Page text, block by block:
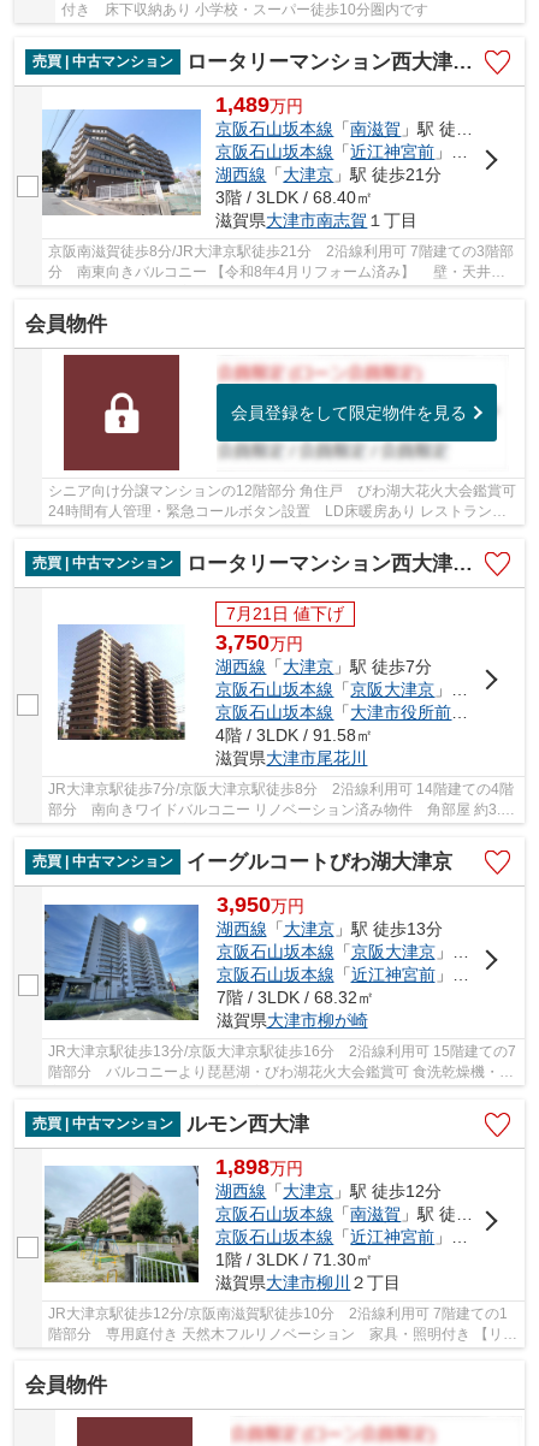
付き 床下収納あり 小学校・スーパー徒歩10分圏内です
売買 | 中古マンション ロータリーマンション西大津ラクス・ヒルズ
1,489万円
京阪石山坂本線 「南滋賀 」駅 徒歩8分
京阪石山坂本線 「近江神宮前 」駅 徒歩14分
湖西線 「大津京 」駅 徒歩21分
3階 / 3LDK / 68.40㎡
滋賀県大津市南志賀 １丁目
京阪南滋賀徒歩8分/JR大津京駅徒歩21分 2沿線利用可 7階建ての3階部
分 南東向きバルコニー 【令和8年4月リフォーム済み】 壁・天井ク
会員物件
会員登録をして限定物件を見る
シニア向け分譲マンションの12階部分 角住戸 びわ湖大花火大会鑑賞可
24時間有人管理・緊急コールボタン設置 LD床暖房あり レストラン・
大浴場・ホビールームなど共用施設充実 ペッ...
売買 | 中古マンション
ロータリーマンション西大津Ⅲ番館
7月21日 値下げ
3,750万円
湖西線 「大津京 」駅 徒歩7分
京阪石山坂本線 「京阪大津京 」駅 徒歩8分
京阪石山坂本線 「大津市役所前
4階 / 3LDK / 91.58㎡
滋賀県大津市尾花川
JR大津京駅徒歩7分/京阪大津京駅徒歩8分 2沿線利用可 14階建ての4階
部分 南向きワイドバルコニー リノベーション済み物件 角部屋 約3.8
帖の書斎あり LDK広々18.5帖 全居室収納付...
売買 | 中古マンション
イーグルコートびわ湖大津京
3,950万円
湖西線 「大津京」駅 徒歩13分
京阪石山坂本線 「京阪大津京」駅 徒歩16分
京阪石山坂本線 「近江神宮前」駅 徒歩14分
7階 / 3LDK / 68.32㎡
滋賀県大津市柳が崎
JR大津京駅徒歩13分/京阪大津京駅徒歩16分 2沿線利用可 15階建ての7
階部分 バルコニーより琵琶湖・びわ湖花火大会鑑賞可 食洗乾燥機・浴
室乾燥機・追焚機能など設備充実 24時間ゴミ...
売買 | 中古マンション
ルモン西大津
1,898万円
湖西線 「大津京 」駅 徒歩12分
京阪石山坂本線 「南滋賀 」駅 徒歩10分
京阪石山坂本線 「近江神宮前 」駅 徒歩11分
1階 / 3LDK / 71.30㎡
滋賀県大津市柳川 ２丁目
JR大津京駅徒歩12分/京阪南滋賀駅徒歩10分 2沿線利用可 7階建ての1
階部分 専用庭付き 天然木フルリノベーション 家具・照明付き 【リノ
ベーション】2026年6月25日完成 キッチン・...
会員物件